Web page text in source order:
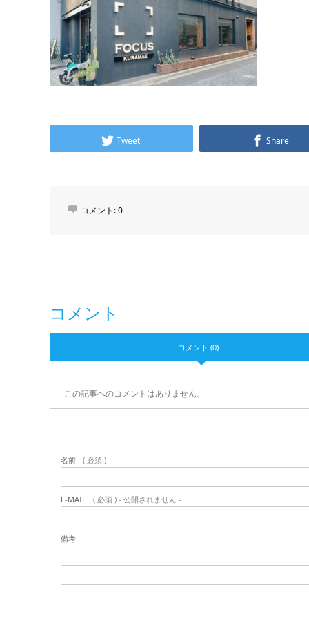
Tweet Share
コメント:0
コメント
コメント (0)
この記事へのコメントはありません。
名前 ( 必須 )
E-MAIL ( 必須 ) - 公開されません -
備考